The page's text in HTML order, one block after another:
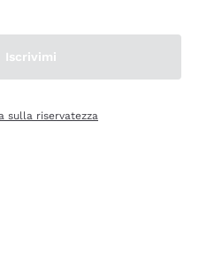
Iscrivimi
sulla riservatezza